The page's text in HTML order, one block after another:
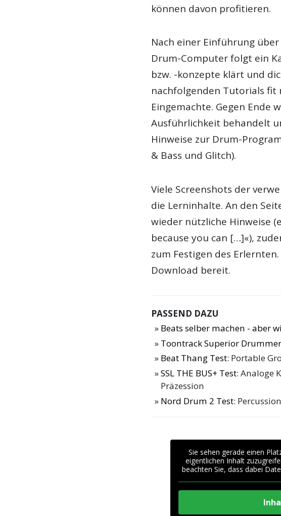
können davon profitieren.
Nach einer Einführung
Drum-Computer folgt ein
bzw. -konzepte klärt und
nachfolgenden Tutorials fit
Eingemachte. Gegen Ende
Ausführlichkeit behandelt
Hinweise zur Drum-
& Bass und Glitch).
Viele Screenshots der
die Lerninhalte. An den
wieder nützliche Hinweise
because you can […]«),
zum Festigen des
Download bereit.
PASSEND DAZU
Beats selber machen - aber
Toontrack Superior
Beat Thang Test: Portable
SSL THE BUS+ Test: Analoge
Präzession
Nord Drum 2 Test:
Sie sehen gerade einen
eigentlichen Inhalt
beachten Sie, dass dabei